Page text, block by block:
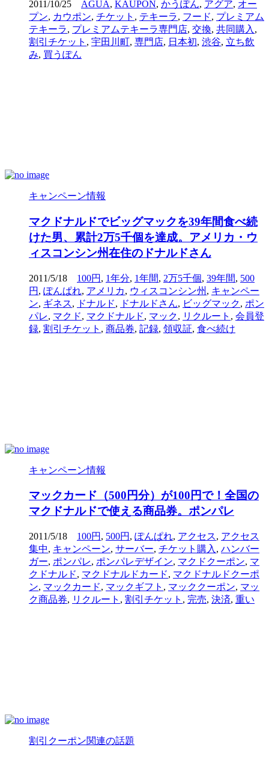
2011/10/25 AGUA, KAUPON, かうぽん, アグア, オー
プン, カウポン, チケット , テキーラ, フード, プレミアム
テキーラ, プレミアムテキーラ専門店, 交換, 共同購入 ,
割引チケット , 宇田川町, 専門店, 日本初, 渋谷, 立ち飲
み, 買うぽん
キャンペーン情報
マクドナルドでビッグマックを39年間食べ続
けた男、累計2万5千個を達成。アメリカ・ウ
ィスコンシン州在住のドナルドさん
2011/5/18 100円 , 1年分, 1年間, 2万5千個, 39年間, 500
円 , ぽんぱれ, アメリカ, ウィスコンシン州 , キャンペー
ン, ギネス, ドナルド, ドナルドさん, ビッグマック, ポン
パレ, マクド, マクドナルド, マック, リクルート , 会員登
録, 割引チケット , 商品券, 記録, 領収証, 食べ続け
キャンペーン情報
マックカード（500円分）が100円で！全国の
マクドナルドで使える商品券。ポンパレ
2011/5/18 100円 , 500円 , ぽんぱれ, アクセス, アクセス
集中, キャンペーン, サーバー, チケット購入 , ハンバー
ガー, ポンパレ, ポンパレデザイン, マクドクーポン, マ
クドナルド, マクドナルドカード, マクドナルドクーポ
ン, マックカード, マックギフト , マッククーポン, マッ
ク商品券, リクルート , 割引チケット , 完売, 決済, 重い
割引クーポン関連の話題